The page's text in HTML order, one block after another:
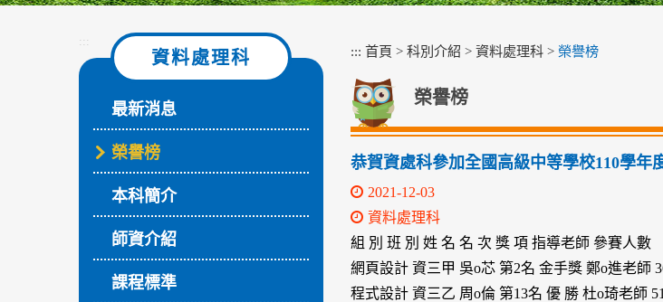
:::
資料處理科
最新消息
榮譽榜
本科簡介
師資介紹
課程標準
::: 首頁 > 科別介紹 > 資料處理科 > 榮譽榜
榮譽榜
恭賀資處科參加全國高級中等學校110學年
2021-12-03
資料處理科
組 別 班 別 姓 名 名 次 獎 項 指導老師 參賽人數
網頁設計 資三甲 吳o芯 第2名 金手獎 鄭o進老師
程式設計 資三乙 周o倫 第13名 優 勝 杜o琦老師